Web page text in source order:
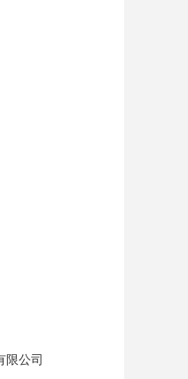
限公司